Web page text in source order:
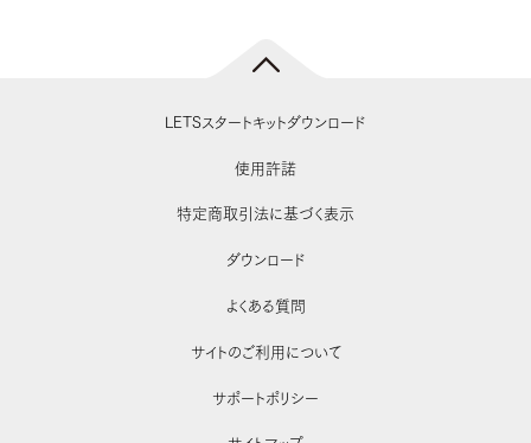
LETSスタートキットダウンロード
使用許諾
特定商取引法に基づく表示
ダウンロード
よくある質問
サイトのご利用について
サポートポリシー